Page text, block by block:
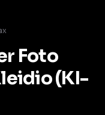
Foto
(KI-